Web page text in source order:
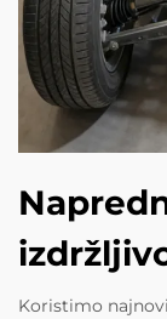
Koristimo